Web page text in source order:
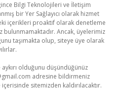
Bilgi Teknolojileri ve İletişim
bir Yer Sağlayıcı olarak hizmet
içerikleri proaktif olarak denetleme
bulunmamaktadır. Ancak, üyelerimiz
taşımakta olup, siteye üye olarak
olduğunu düşündüğünüz
adresine bildirmeniz
sitemizden kaldırılacaktır.